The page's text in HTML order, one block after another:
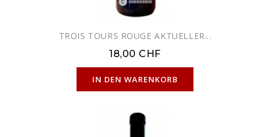
TROIS TOURS ROUGE AKTUELLER...
18,00 CHF
IN DEN WARENKORB